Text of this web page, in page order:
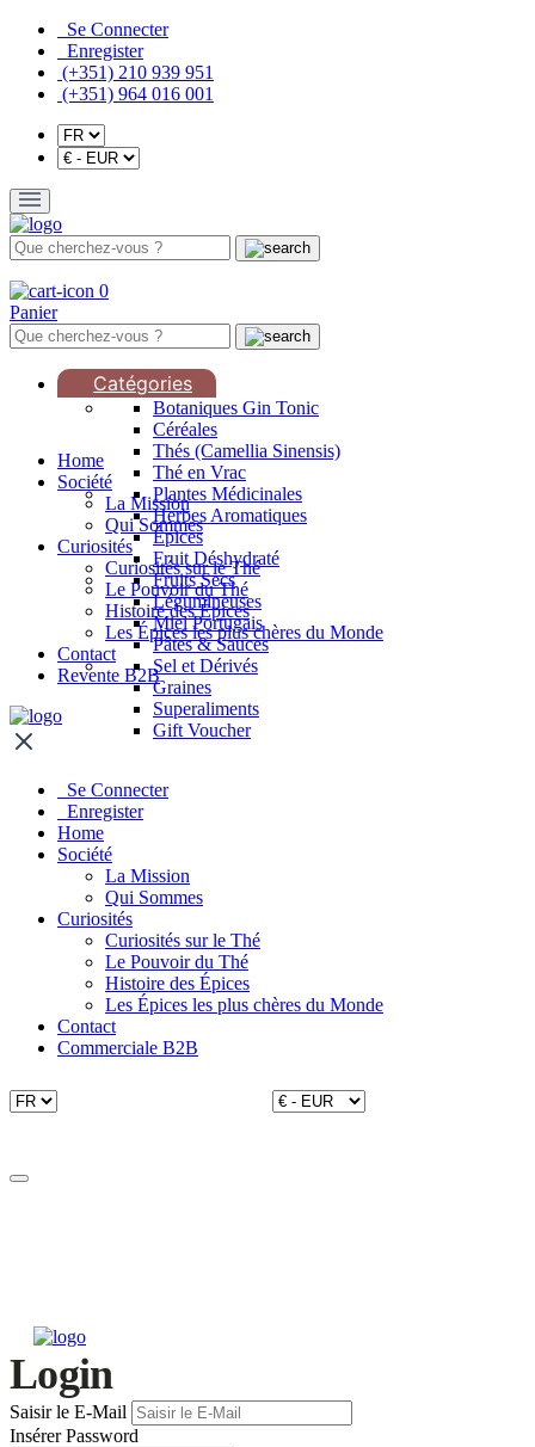
Se Connecter
Enregister
(+351) 210 939 951
(+351) 964 016 001
0
Panier
Catégories
Botaniques Gin Tonic
Céréales
Thés (Camellia Sinensis)
Thé en Vrac
Plantes Médicinales
Herbes Aromatiques
Épices
Fruit Déshydraté
Fruits Secs
Légumineuses
Miel Portugais
Pâtes & Sauces
Sel et Dérivés
Graines
Superaliments
Gift Voucher
Home
Société
La Mission
Qui Sommes
Curiosités
Curiosités sur le Thé
Le Pouvoir du Thé
Histoire des Épices
Les Épices les plus chères du Monde
Contact
Revente B2B
Se Connecter
Enregister
Home
Société
La Mission
Qui Sommes
Curiosités
Curiosités sur le Thé
Le Pouvoir du Thé
Histoire des Épices
Les Épices les plus chères du Monde
Contact
Commerciale B2B
Login
Saisir le E-Mail
Insérer Password